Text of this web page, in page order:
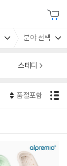
분야 선택
스테디
품절포함